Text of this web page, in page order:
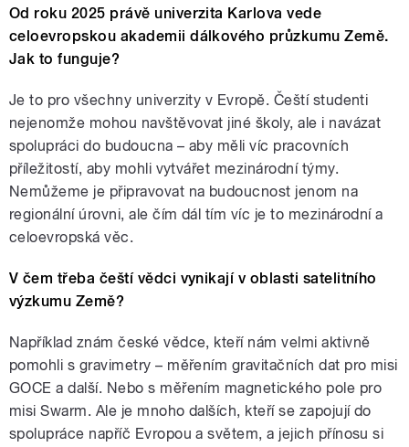
Od roku 2025 právě univerzita Karlova vede
celoevropskou akademii dálkového průzkumu Země.
Jak to funguje?
Je to pro všechny univerzity v Evropě. Čeští studenti
nejenomže mohou navštěvovat jiné školy, ale i navázat
spolupráci do budoucna – aby měli víc pracovních
příležitostí, aby mohli vytvářet mezinárodní týmy.
Nemůžeme je připravovat na budoucnost jenom na
regionální úrovni, ale čím dál tím víc je to mezinárodní a
celoevropská věc.
V čem třeba čeští vědci vynikají v oblasti satelitního
výzkumu Země?
Například znám české vědce, kteří nám velmi aktivně
pomohli s gravimetry – měřením gravitačních dat pro misi
GOCE a další. Nebo s měřením magnetického pole pro
misi Swarm. Ale je mnoho dalších, kteří se zapojují do
spolupráce napříč Evropou a světem, a jejich přínosu si